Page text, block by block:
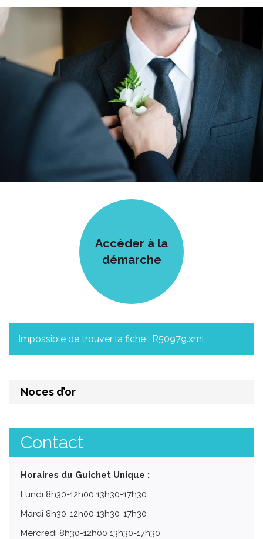
Accèder à la
démarche
Impossible de trouver la fiche : R50979.xml
Noces d’or
Contact
Horaires du Guichet Unique :
Lundi 8h30-12h00 13h30-17h30
Mardi 8h30-12h00 13h30-17h30
Mercredi 8h30-12h00 13h30-17h30